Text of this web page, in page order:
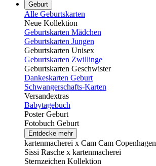
Geburt
Alle Geburtskarten
Neue Kollektion
Geburtskarten Mädchen
Geburtskarten Jungen
Geburtskarten Unisex
Geburtskarten Zwillinge
Geburtskarten Geschwister
Dankeskarten Geburt
Schwangerschafts-Karten
Versandextras
Babytagebuch
Poster Geburt
Fotobuch Geburt
Entdecke mehr
kartenmacherei x Cam Cam Copenhagen
Sissi Rasche x kartenmacherei
Sternzeichen Kollektion